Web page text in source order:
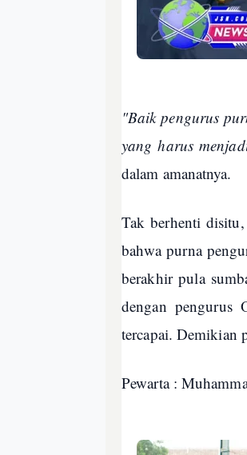
"Baik pengurus
yang harus
dalam amanatnya.
Tak berhenti disitu,
bahwa purna
berakhir pula
dengan
tercapai. Demikian
Pewarta :